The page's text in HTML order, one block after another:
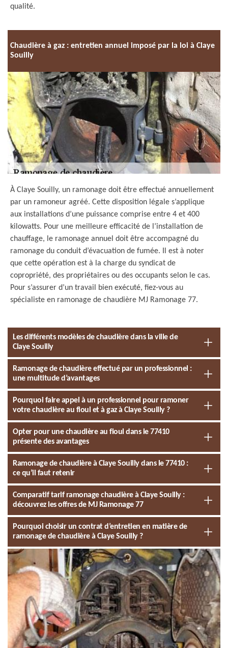
qualité.
Chaudière à gaz : entretien annuel imposé par la loi à Claye
Souilly
À Claye Souilly, un ramonage doit être effectué annuellement
par un ramoneur agréé. Cette disposition légale s’applique
aux installations d’une puissance comprise entre 4 et 400
kilowatts. Pour une meilleure efficacité de l’installation de
chauffage, le ramonage annuel doit être accompagné du
ramonage du conduit d’évacuation de fumée. Il est à noter
que cette opération est à la charge du syndicat de
copropriété, des propriétaires ou des occupants selon le cas.
Pour s’assurer d’un travail bien exécuté, fiez-vous au
spécialiste en ramonage de chaudière MJ Ramonage 77.
Les différents modèles de chaudière dans la ville de
Claye Souilly
Ramonage de chaudière effectué par un professionnel :
une multitude d’avantages
Pourquoi faire appel à un professionnel pour ramoner
votre chaudière au fioul et à gaz à Claye Souilly ?
Opter pour une chaudière au fioul dans le 77410
présente des avantages
Ramonage de chaudière à Claye Souilly dans le 77410 :
ce qu’il faut retenir
Comparatif tarif ramonage chaudière à Claye Souilly :
découvrez les offres de MJ Ramonage 77
Pourquoi choisir un contrat d’entretien en matière de
ramonage de chaudière à Claye Souilly ?